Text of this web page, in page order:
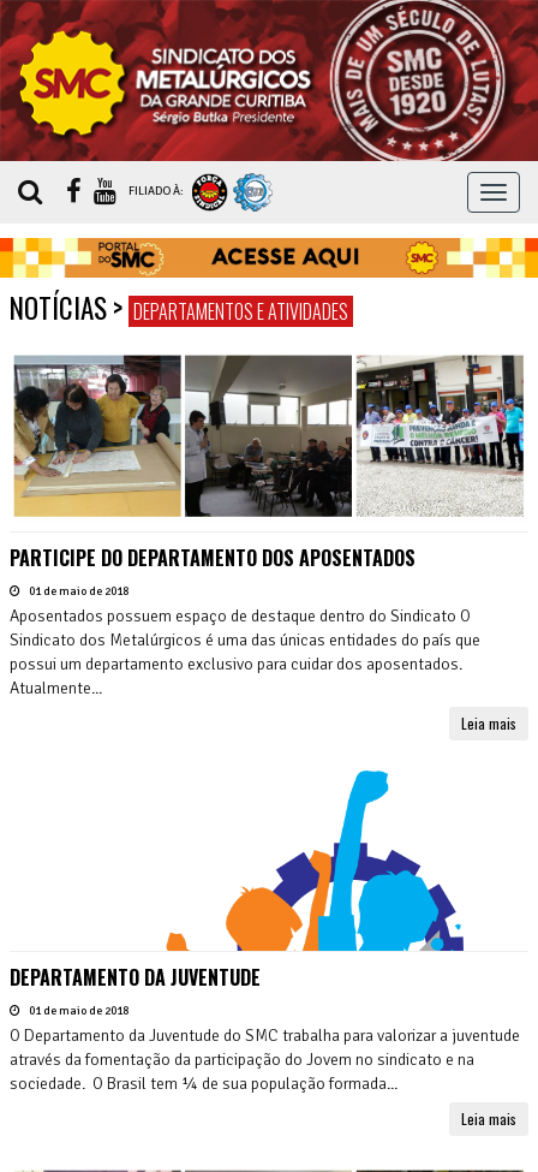
MENU
FILIADO À:
NOTÍCIAS> DEPARTAMENTOS E ATIVIDADES
PARTICIPE DO DEPARTAMENTO DOS APOSENTADOS
01 de maio de 2018
Aposentados possuem espaço de destaque dentro do Sindicato O
Sindicato dos Metalúrgicos é uma das únicas entidades do país que
possui um departamento exclusivo para cuidar dos aposentados.
Atualmente...
Leia mais
DEPARTAMENTO DA JUVENTUDE
01 de maio de 2018
O Departamento da Juventude do SMC trabalha para valorizar a juventude
através da fomentação da participação do Jovem no sindicato e na
sociedade. O Brasil tem ¼ de sua população formada...
Leia mais